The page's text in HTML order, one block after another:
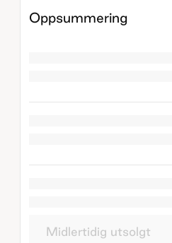
Oppsummering
Midlertidig utsolgt